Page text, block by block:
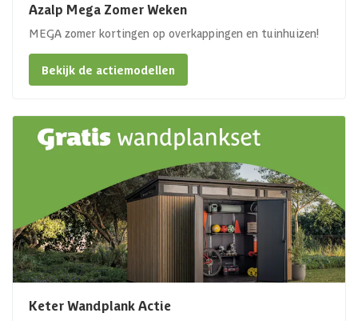
Azalp Mega Zomer Weken
MEGA zomer kortingen op overkappingen en tuinhuizen!
Bekijk de actiemodellen
Keter Wandplank Actie